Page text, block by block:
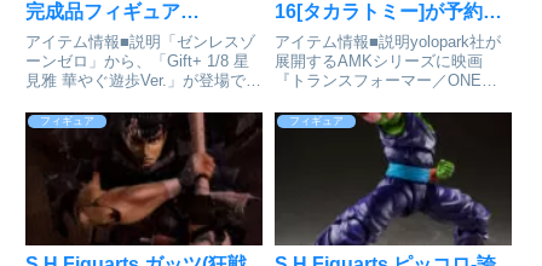
完成品フィギュア
[Myethos]が予約受付中
アイテム情報■説明「ゼンレスゾ
ーンゼロ」から、「Gift+ 1/8 星
見雅 華やぐ遊歩Ver.」が登場で
1/8 星見雅 華やぐ遊歩Ver.通販サ
イトで検索する
16[タカラトミー]が予約受
付中
アイテム情報■説明yolopark社が
展開するAMKシリーズに映画
『トランスフォーマー／ONE』
商品は塗装済みとなっており、取
扱説明書の通りに各部を組み立て
ていくだけで自由なポーズがとれ
て、映画のシーンも再現で...
フィギュア フィギュア